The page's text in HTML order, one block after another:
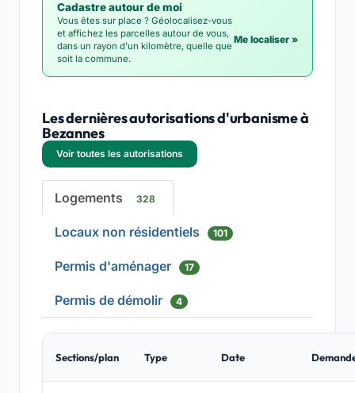
Cadastre autour de moi
Vous êtes sur place ? Géolocalisez-vous
et affichez les parcelles autour de vous,
dans un rayon d'un kilomètre, quelle que
soit la commune.
Me localiser »
Les dernières autorisations d'urbanisme à
Bezannes
Voir toutes les autorisations
Logements 328
Locaux non résidentiels 101
Permis d'aménager 17
Permis de démolir 4
Sections/plan Type Date